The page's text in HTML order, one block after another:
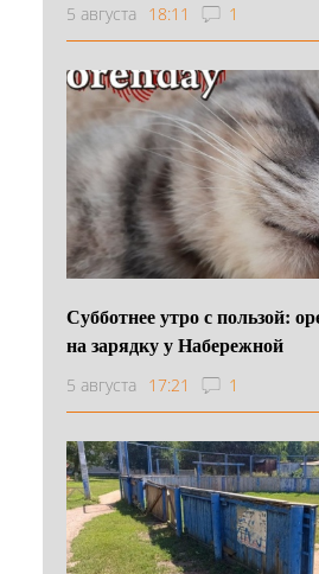
5 августа 18:11 1
Субботнее утро с пользой:
на зарядку у Набережной
5 августа 17:21 1